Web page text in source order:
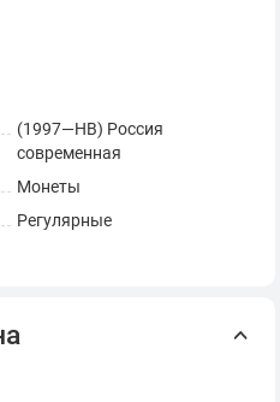
(1997—НВ) Россия
современная
Монеты
Регулярные